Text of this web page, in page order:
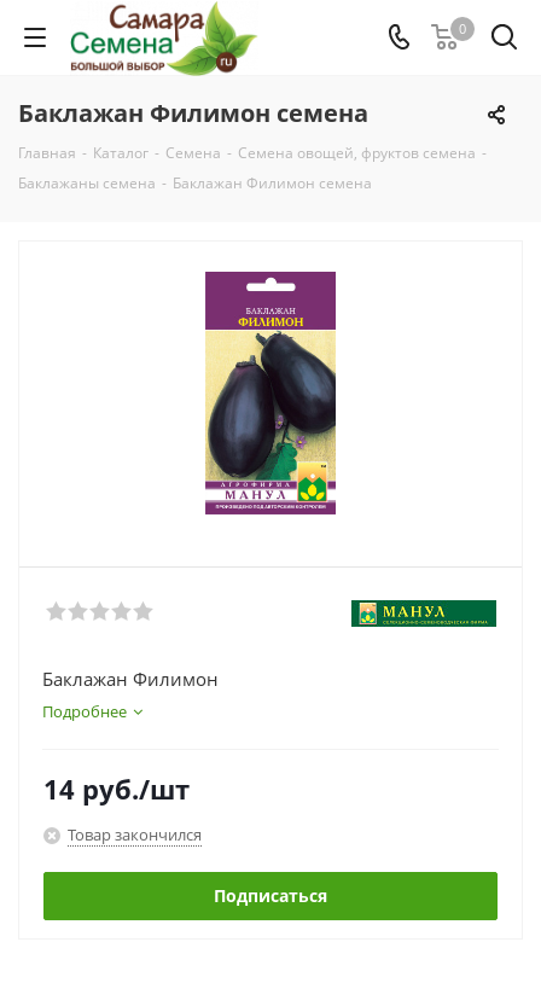
0
Баклажан Филимон семена
Главная - Каталог - Семена - Семена овощей, фруктов семена -
Баклажаны семена - Баклажан Филимон семена
Баклажан Филимон
Подробнее
14 руб./шт
Товар закончился
Подписаться